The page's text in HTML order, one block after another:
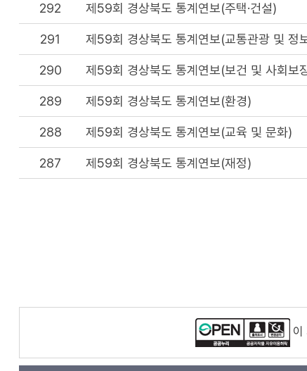
292 제59회 경상북도 통계연보(주택·건설)
291 제59회 경상북도 통계연보(교통관광 및 정
290 제59회 경상북도 통계연보(보건 및 사회보
289 제59회 경상북도 통계연보(환경)
288 제59회 경상북도 통계연보(교육 및 문화)
287 제59회 경상북도 통계연보(재정)
이